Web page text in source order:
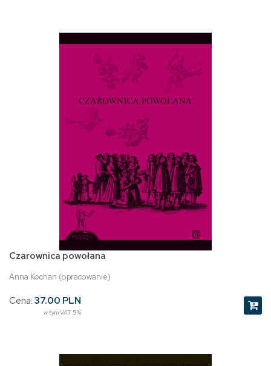
Czarownica powołana
Anna Kochan (opracowanie)
Cena: 37.00 PLN
w tym VAT 5%